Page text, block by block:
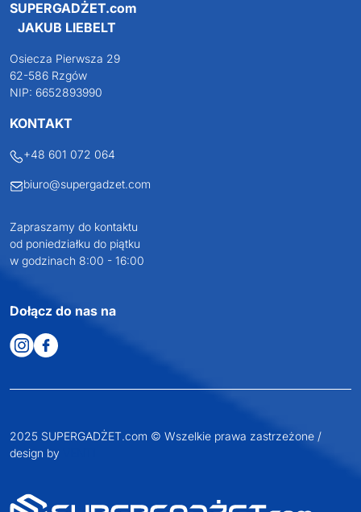
SUPERGADŻET.com
JAKUB LIEBELT
Osiecza Pierwsza 29
62-586 Rzgów
NIP: 6652893990
KONTAKT
+48 601 072 064
biuro@supergadzet.com
Zapraszamy do kontaktu
od poniedziałku do piątku
w godzinach 8:00 - 16:00
Dołącz do nas na
2025 SUPERGADŻET.com © Wszelkie prawa zastrzeżone /
design by